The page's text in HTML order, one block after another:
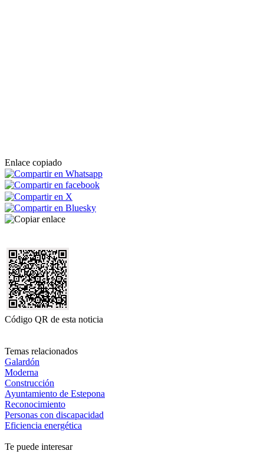
Enlace copiado
Código QR de esta noticia
Temas relacionados
Galardón
Moderna
Construcción
Ayuntamiento de Estepona
Reconocimiento
Personas con discapacidad
Eficiencia energética
Te puede interesar